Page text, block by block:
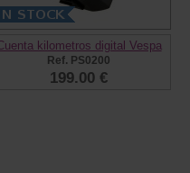
kilometros digital Vespa
Ref. PS0200
199.00 €